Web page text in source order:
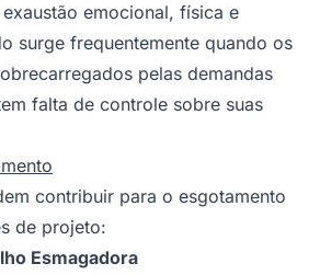
emocional, física e
surge frequentemente quando os
pelas demandas
falta de controle sobre suas
contribuir para o esgotamento
de projeto:
Esmagadora